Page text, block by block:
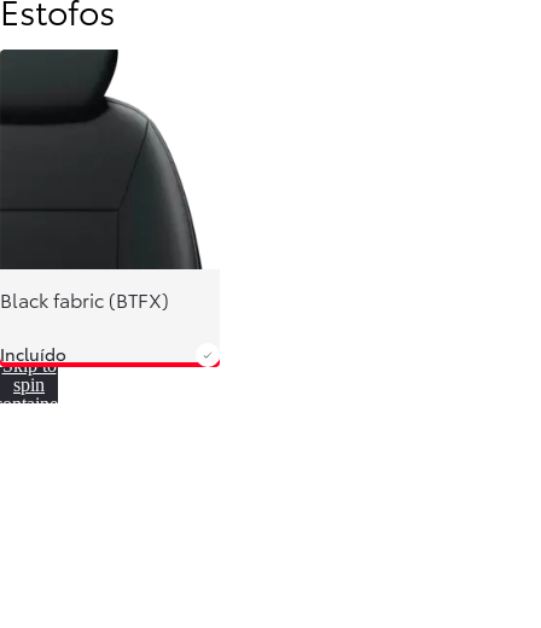
Prius Plug-in
HÍBRIDO PLUG-IN
Black fabric (BTFX)
Incluído
Skip to
spin